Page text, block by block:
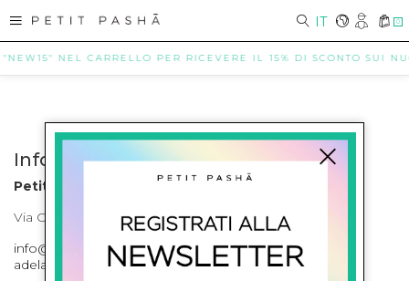
IT 0
NEL CARRELLO PER RICEVERE IL 15% DI SCONTO SUI
Info contatti
Petit Pasha
Via Cilea, 255 Napoli Corso Umberto I 301 Napoli
info@petitpasha.com, petitpasha@hotmail.it,
adelaide.petitpasha@hotmail.com